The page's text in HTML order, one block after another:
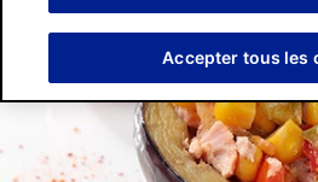
Accepter tous les